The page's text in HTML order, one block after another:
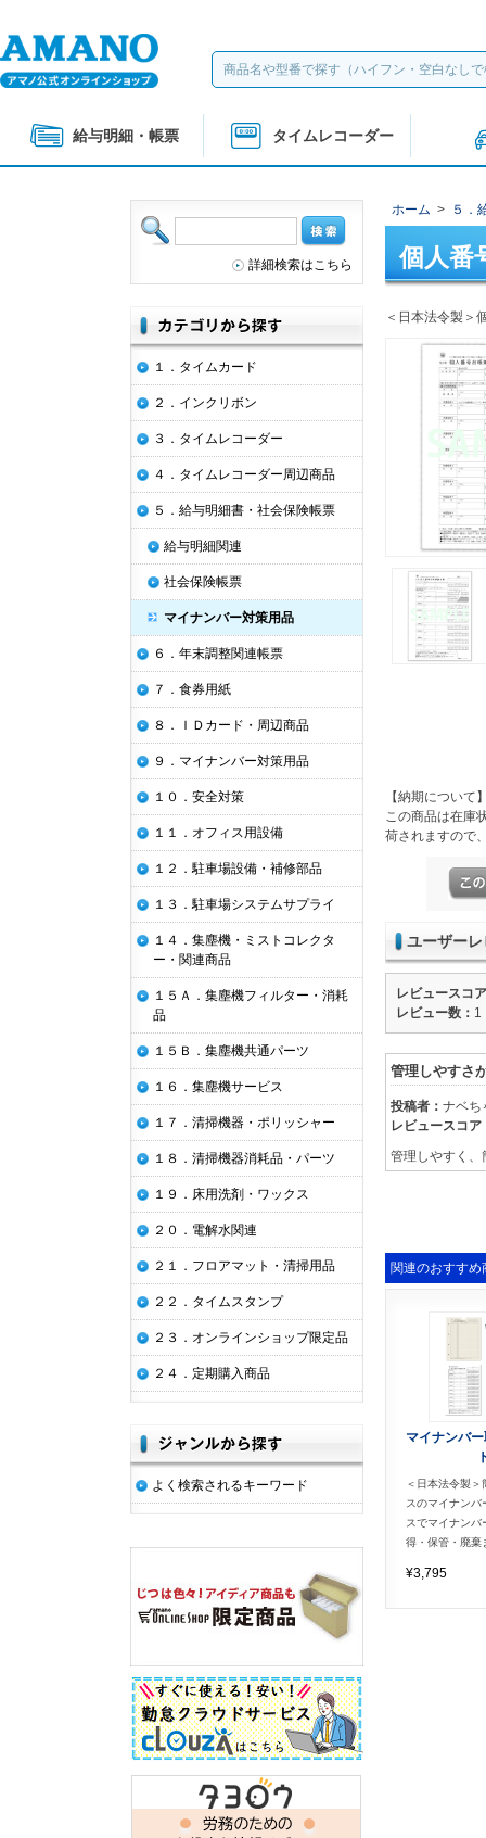
給与明細・帳票 タイムレコーダー
ホーム > ５．
個人番
＜日本法令製＞
【納期について
この商品は在庫
荷されますので
ユーザー
レビュースコ
レビュー数： 1
管理しやすさ
投稿者： ナベち
レビュースコア
管理しやすく、
関連のおすすめ
マイナンバ
＜日本法令製＞
スのマイナンバ
スでマイナンバ
得・保管・廃棄
¥3,795
詳細検索はこちら
１．タイムカード
２．インクリボン
３．タイムレコーダー
４．タイムレコーダー周辺商品
５．給与明細書・社会保険帳票
給与明細関連
社会保険帳票
マイナンバー対策用品
６．年末調整関連帳票
７．食券用紙
８．ＩＤカード・周辺商品
９．マイナンバー対策用品
１０．安全対策
１１．オフィス用設備
１２．駐車場設備・補修部品
１３．駐車場システムサプライ
１４．集塵機・ミストコレクタ
ー・関連商品
１５Ａ．集塵機フィルター・消耗
品
１５Ｂ．集塵機共通パーツ
１６．集塵機サービス
１７．清掃機器・ポリッシャー
１８．清掃機器消耗品・パーツ
１９．床用洗剤・ワックス
２０．電解水関連
２１．フロアマット・清掃用品
２２．タイムスタンプ
２３．オンラインショップ限定品
２４．定期購入商品
よく検索されるキーワード